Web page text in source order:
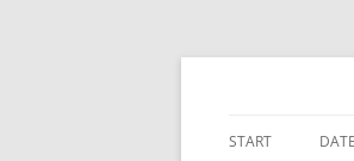
START